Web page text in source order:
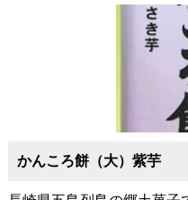
かんころ餅（大）紫芋